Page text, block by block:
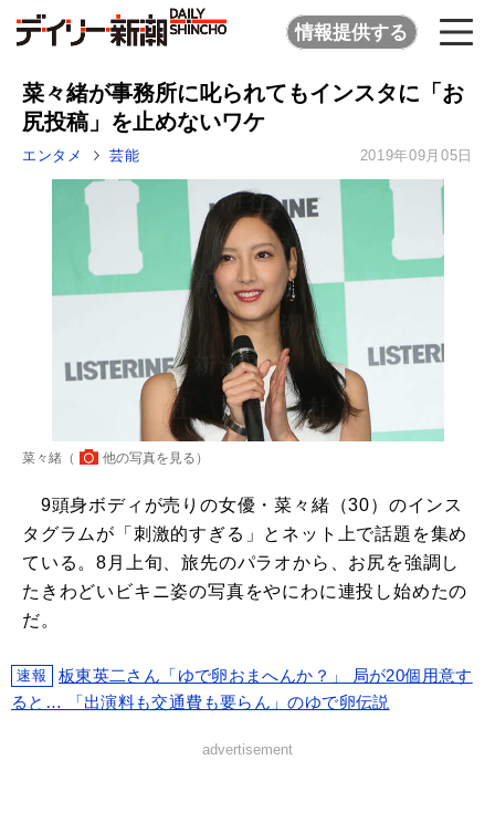
情報提供する
菜々緒が事務所に叱られてもインスタに「お
尻投稿」を止めないワケ
エンタメ 芸能 2019年09月05日
菜々緒（ 他の写真を見る ）
9頭身ボディが売りの女優・菜々緒（30）のインス
タグラムが「刺激的すぎる」とネット上で話題を集め
ている。8月上旬、旅先のパラオから、お尻を強調し
たきわどいビキニ姿の写真をやにわに連投し始めたの
だ。
速報
板東英二さん「ゆで卵おまへんか？」 局が20個用意す
ると… 「出演料も交通費も要らん」のゆで卵伝説
advertisement